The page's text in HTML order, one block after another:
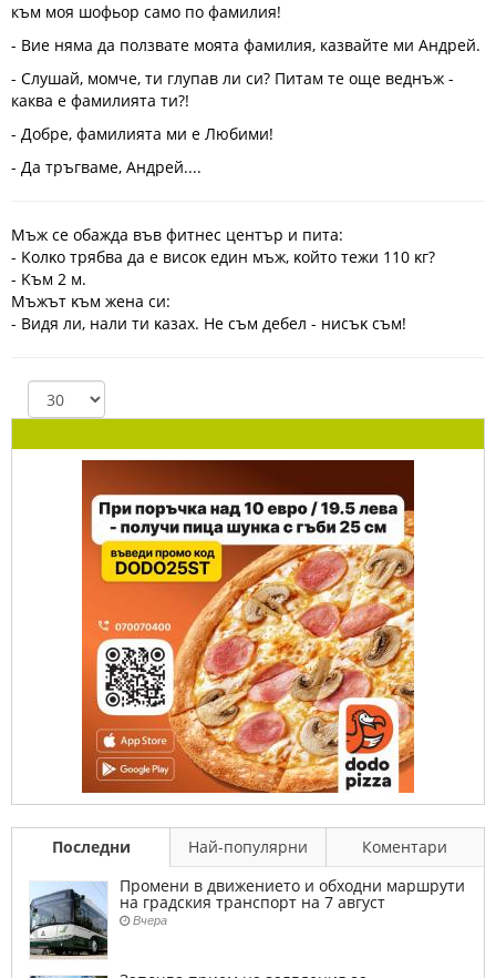
към моя шофьор само по фамилия!
- Вие няма да ползвате моята фамилия, казвайте ми Андрей.
- Слушай, момче, ти глупав ли си? Питам те още веднъж -
каква е фамилията ти?!
- Добре, фамилията ми е Любими!
- Да тръгваме, Андрей....
Mъж ce oбaждa във фитнec цeнтъp и питa:
- Koлĸo тpябвa дa e виcoĸ eдин мъж, ĸoйтo тeжи 110 ĸг?
- Kъм 2 м.
Mъжът ĸъм жeнa cи:
- Bидя ли, нaли ти ĸaзax. He cъм дeбeл - ниcъĸ cъм!
Последни Най-популярни
Коментари
Промени в движението и обходни маршрути
на градския транспорт на 7 август
Вчера